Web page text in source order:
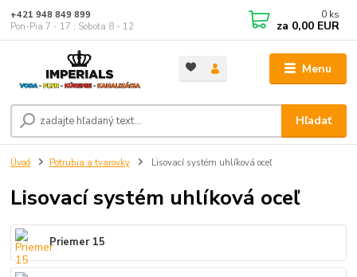
Menu
Hľadať
+421 948 849 899
Pon-Pia 7 - 17 ; Sobota 8 - 12
0 ks
za 0,00 EUR
Úvod Potrubia a tvarovky Lisovací systém uhlíková oceľ
Lisovací systém uhlíková oceľ
Priemer 15